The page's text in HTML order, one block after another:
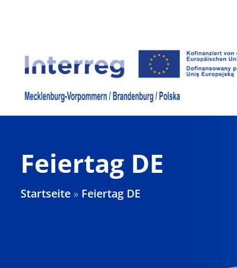
Feiertag DE
Startseite » Feiertag DE